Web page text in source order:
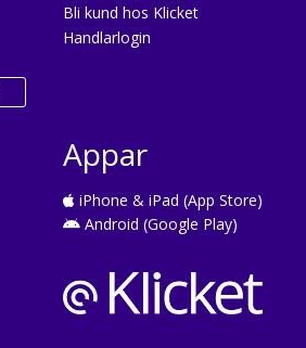
Bli kund hos Klicket
Handlarlogin
Appar
iPhone & iPad (App Store)
Android (Google Play)